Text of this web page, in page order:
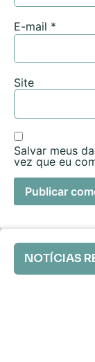
E-mail *
Site
Salvar meus
vez que eu
NOTÍCIAS